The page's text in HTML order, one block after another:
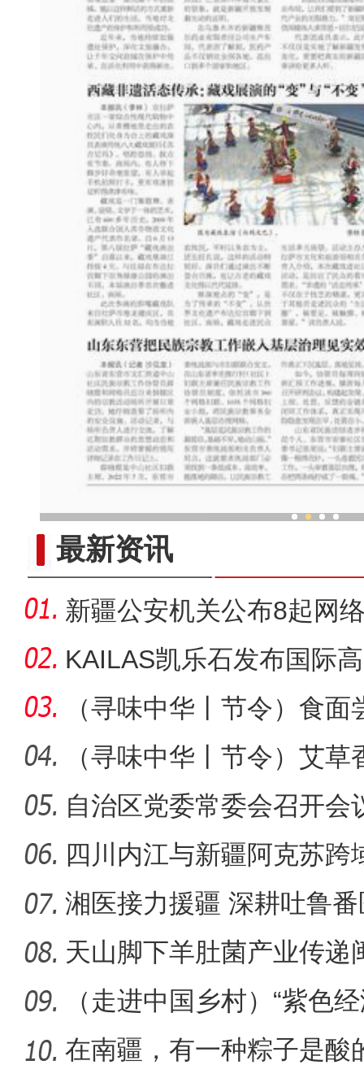
最新资讯
新疆公安机关公布8起网
KAILAS凯乐石发布国际
高
（寻味中华丨节令）食
至盛夏始
（寻味中华丨节令）艾草
午粽
自治区党委常委会召开会
四川内江与新疆阿克苏
同体
湘医接力援疆 深耕吐鲁
天山脚下羊肚菌产业传递
（走进中国乡村）“紫色
香田
在南疆，有一种粽子是酸